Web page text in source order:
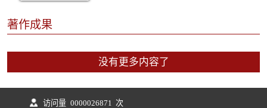
著作成果
没有更多内容了
访问量 0000026871
次